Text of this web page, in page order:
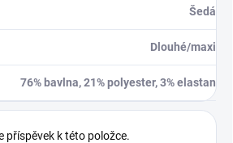
Šedá
Dlouhé/maxi
76% bavlna, 21% polyester, 3% elastan
příspěvek k této položce.